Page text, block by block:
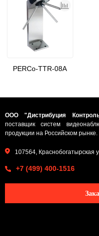
PERCo-TTR-08A
ООО "Дистрибуция
поставщик систем
продукции на Российском рынке.
107564, Краснобогатырская
+7 (499) 400-1516